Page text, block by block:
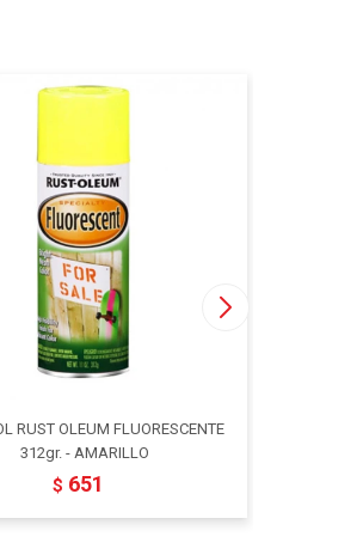
RUST OLEUM FLUORESCENTE
312gr. - AMARILLO
$ 651